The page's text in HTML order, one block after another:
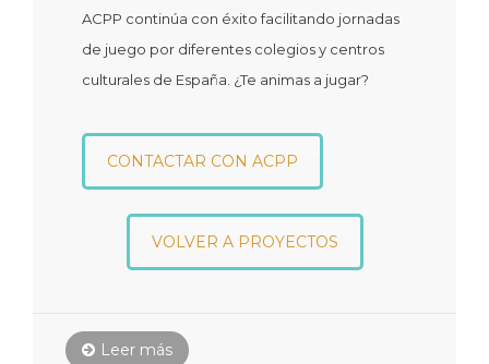
ACPP continúa con éxito facilitando jornadas
de juego por diferentes colegios y centros
culturales de España. ¿Te animas a jugar?
CONTACTAR CON ACPP
VOLVER A PROYECTOS
Leer más